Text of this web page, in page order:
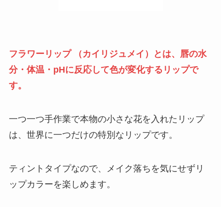
フラワーリップ （カイリジュメイ）
とは、唇の水
分・体温・pHに反応して色が変化するリップで
す。
一つ一つ手作業で本物の小さな花を入れたリップ
は、世界に一つだけの特別なリップです。
ティントタイプなので、
メイク落ちを気にせずリ
ップカラーを楽しめます。